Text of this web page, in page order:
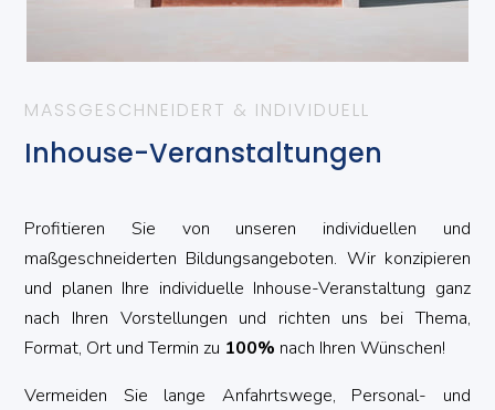
MASSGESCHNEIDERT & INDIVIDUELL
Inhouse-Veranstaltungen
Profitieren Sie von unseren individuellen und
maßgeschneiderten Bildungsangeboten. Wir konzipieren
und planen Ihre individuelle Inhouse-Veranstaltung ganz
nach Ihren Vorstellungen und richten uns bei Thema,
Format, Ort und Termin zu 100% nach Ihren Wünschen!
Vermeiden Sie lange Anfahrtswege, Personal- und